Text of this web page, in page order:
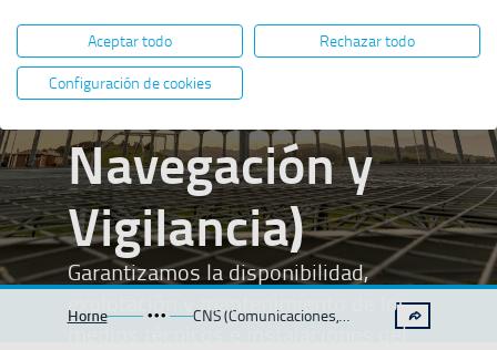
CNS
(Comunicaciones,
Navegación y
Vigilancia)
Garantizamos la disponibilidad,
explotación y mantenimiento de los
medios técnicos e instalaciones del
Home MOSTRAR OPCIONES DEL CAMINO DE MIGAS
CNS (Comunicaciones,
Aceptar todo
Rechazar todo
Configuración de cookies